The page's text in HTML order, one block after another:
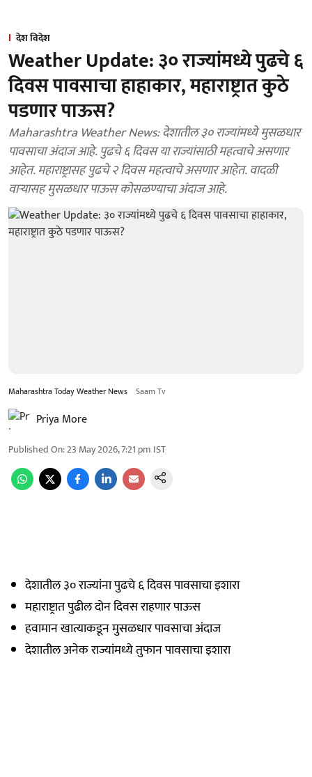
देश विदेश
Weather Update: ३० राज्यांमध्ये पुढचे ६
दिवस पावसाचा हाहाकार, महाराष्ट्रात कुठे
पडणार पाऊस?
Maharashtra Weather News: देशातील ३० राज्यांमध्ये मुसळधार
पावसाचा अंदाज आहे. पुढचे ६ दिवस या राज्यांसाठी महत्वाचे असणार
आहेत. महाराष्ट्रासह पुढचे २ दिवस महत्वाचे असणार आहेत. वादळी
वाऱ्यासह मुसळधार पाऊस कोसळण्याचा अंदाज आहे.
Maharashtra Today Weather News Saam Tv
Priya More
Published On:23 May 2026, 7:21 pm IST
देशातील ३० राज्यांना पुढचे ६ दिवस पावसाचा इशारा
महाराष्ट्रात पुढील दोन दिवस राहणार पाऊस
हवामान खात्याकडून मुसळधार पावसाचा अंदाज
देशातील अनेक राज्यांमध्ये तुफान पावसाचा इशारा